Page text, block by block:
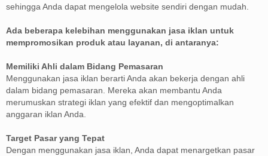
sehingga Anda dapat mengelola website sendiri dengan mudah.
Ada beberapa kelebihan menggunakan jasa iklan untuk
mempromosikan produk atau layanan, di antaranya:
Memiliki Ahli dalam Bidang Pemasaran
Menggunakan jasa iklan berarti Anda akan bekerja dengan ahli
dalam bidang pemasaran. Mereka akan membantu Anda
merumuskan strategi iklan yang efektif dan mengoptimalkan
anggaran iklan Anda.
Target Pasar yang Tepat
Dengan menggunakan jasa iklan, Anda dapat menargetkan pasar